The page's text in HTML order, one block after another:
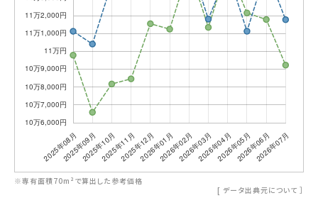
※専有面積70m²で算出した参考価格
[ データ出典元について ］